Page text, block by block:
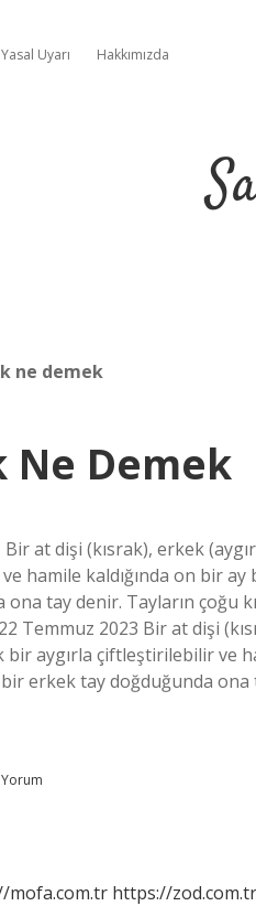
Yasal Uyarı Hakkımızda
ne demek
Ne Demek
at dişi (kısrak), erkek
hamile kaldığında on bir
tay denir. Tayların çoğu
Temmuz 2023 Bir at dişi
aygırla çiftleştirilebilir ve
erkek tay doğduğunda ona
mofa.com.tr https://zod.com.tr